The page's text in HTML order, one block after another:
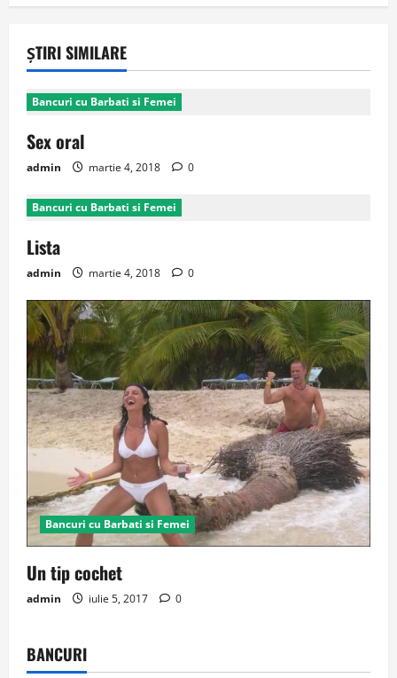
ȘTIRI SIMILARE
Bancuri cu Barbati si Femei
Sex oral
admin martie 4, 2018 0
Bancuri cu Barbati si Femei
Lista
admin martie 4, 2018 0
Bancuri cu Barbati si Femei
Un tip cochet
admin iulie 5, 2017 0
BANCURI